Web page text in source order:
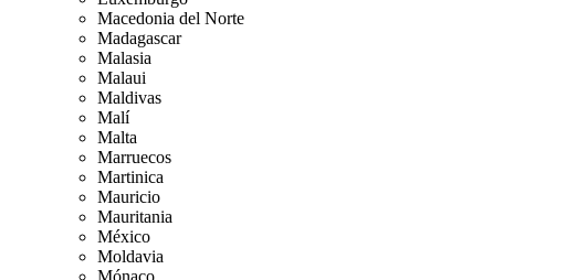
Macedonia del Norte
Madagascar
Malasia
Malaui
Maldivas
Malí
Malta
Marruecos
Martinica
Mauricio
Mauritania
México
Moldavia
Mónaco